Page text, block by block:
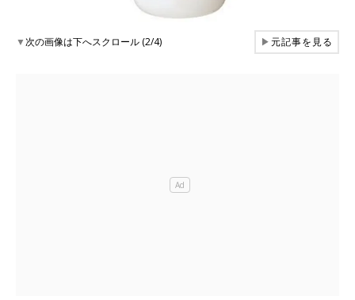
▼次の画像は下へスクロール (2/4) ▶元記事を見る